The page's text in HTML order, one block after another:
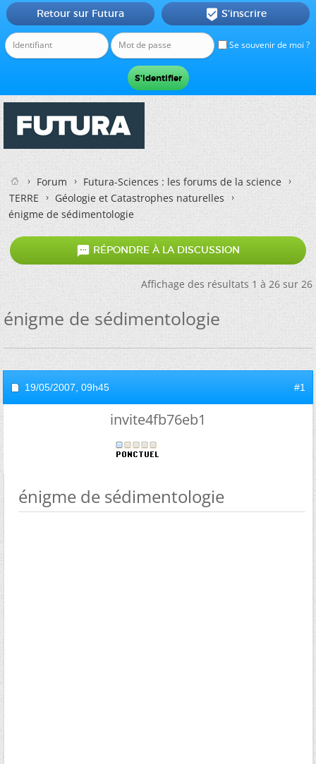
Se souvenir de moi ?
Retour sur Futura  S'inscrire
Forum
Futura-Sciences : les forums de la science
TERRE
Géologie et Catastrophes naturelles
énigme de sédimentologie
 RÉPONDRE À LA DISCUSSION
Affichage des résultats 1 à 26 sur 26
énigme de sédimentologie
19/05/2007, 09h45 #1
invite4fb76eb1
énigme de sédimentologie